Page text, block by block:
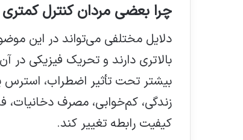
چرا بعضی مردان کنترل کمتری
دلایل مختلفی می‌تواند در این
بالاتری دارند و تحریک فیزیکی
بیشتر تحت تأثیر اضطراب،
زندگی، کم‌خوابی، مصرف
کیفیت رابطه تغییر کند.